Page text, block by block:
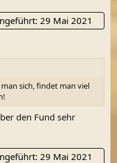
29 Mai 2021
sich, findet man viel
den Fund sehr
29 Mai 2021